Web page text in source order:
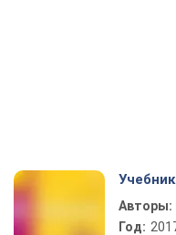
Авторы:
Год: